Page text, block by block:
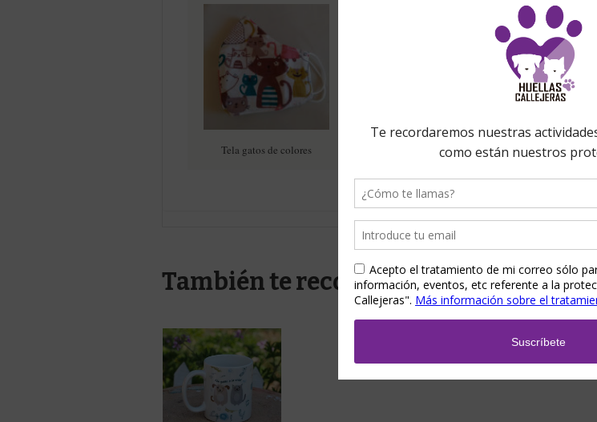
Tela gatos de colores
Tela gatos lilas, negros y
También te recomendamos…